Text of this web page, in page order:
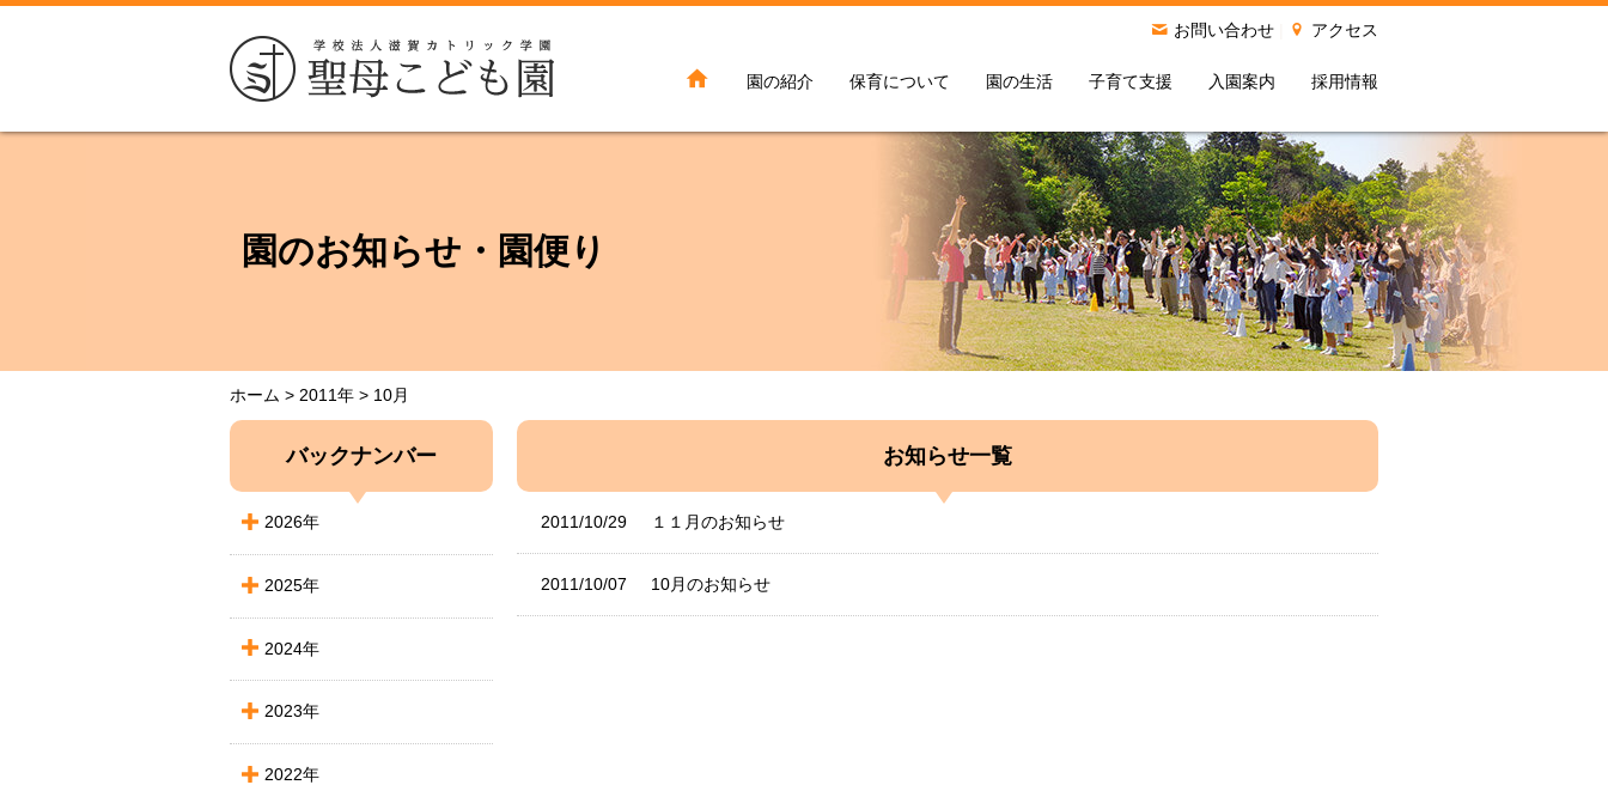
 園の紹介 保育について 園の生活 子育て支援 入園案内 採用情報
お問い合わせ アクセス
園のお知らせ・園便り
ホーム > 2011年 > 10月
お知らせ一覧
2011/10/29 １１月のお知らせ
2011/10/07 10月のお知らせ
バックナンバー
2026年
2025年
2024年
2023年
2022年